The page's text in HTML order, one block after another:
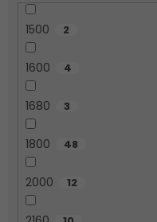
1500 2
1600 4
1680 3
1800 48
2000 12